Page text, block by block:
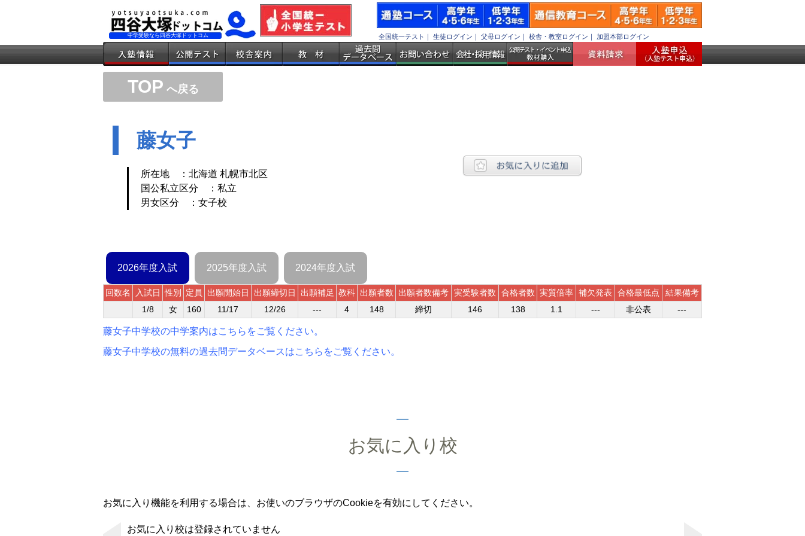
中学受験なら四谷大塚ドットコム 全国統一テスト ｜ 生徒ログイン ｜ 父母ログイン ｜ 校舎・教室ログイン ｜ 加盟本部ログイン
TOP へ戻る
藤女子
所在地 ：北海道 札幌市北区
国公私立区分 ：私立
男女区分 ：女子校
2026年度入試 2025年度入試 2024年度入試
回数名 入試日 性別 定員 出願開始日 出願締切日 出願補足 教科 出願者数 出願者数備考 実受験者数 合格者数 実質倍率 補欠発表 合格最低点
結果備考
1/8
女 160 11/17 12/26 --- 4 148 締切 146 138 1.1 --- 非公表 ---
藤女子中学校の中学案内はこちらをご覧ください。
藤女子中学校の無料の過去問データベースはこちらをご覧ください。
お気に入り校
お気に入り機能を利用する場合は、お使いのブラウザのCookieを有効にしてください。
お気に入り校は登録されていません